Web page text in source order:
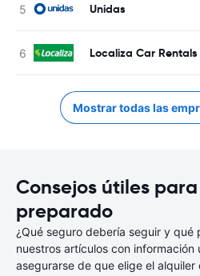
Unidas
Localiza Car Rentals
Mostrar todas las
Consejos útiles
preparado
¿Qué seguro debería seguir y qué
nuestros artículos con información
asegurarse de que elige el